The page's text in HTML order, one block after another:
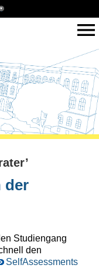
der
Studiengang
den
SelfAssessments